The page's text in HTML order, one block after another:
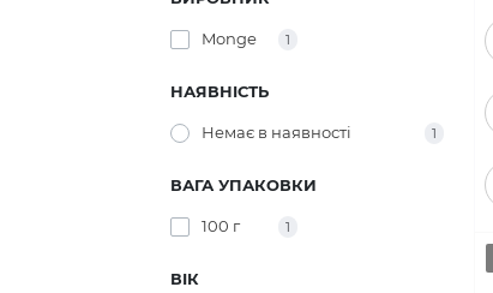
Monge 1
НАЯВНІСТЬ
Немає в наявності 1
ВАГА УПАКОВКИ
100 г 1
ВІК